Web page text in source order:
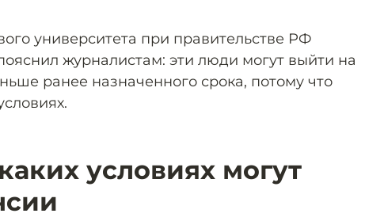
университета при правительстве РФ
журналистам: эти люди могут выйти на
ранее назначенного срока, потому что
условиях могут